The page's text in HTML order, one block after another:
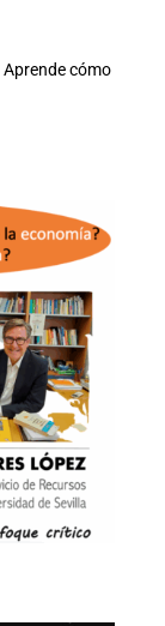
Aprende cómo